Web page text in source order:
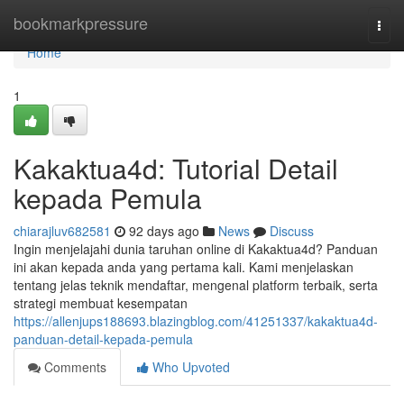
bookmarkpressure
Home
Home
1
Kakaktua4d: Tutorial Detail
kepada Pemula
chiarajluv682581 92 days ago News
Discuss
Ingin menjelajahi dunia taruhan online di Kakaktua4d? Panduan
ini akan kepada anda yang pertama kali. Kami menjelaskan
tentang jelas teknik mendaftar, mengenal platform terbaik, serta
strategi membuat kesempatan
https://allenjups188693.blazingblog.com/41251337/kakaktua4d-
panduan-detail-kepada-pemula
Comments
Who Upvoted